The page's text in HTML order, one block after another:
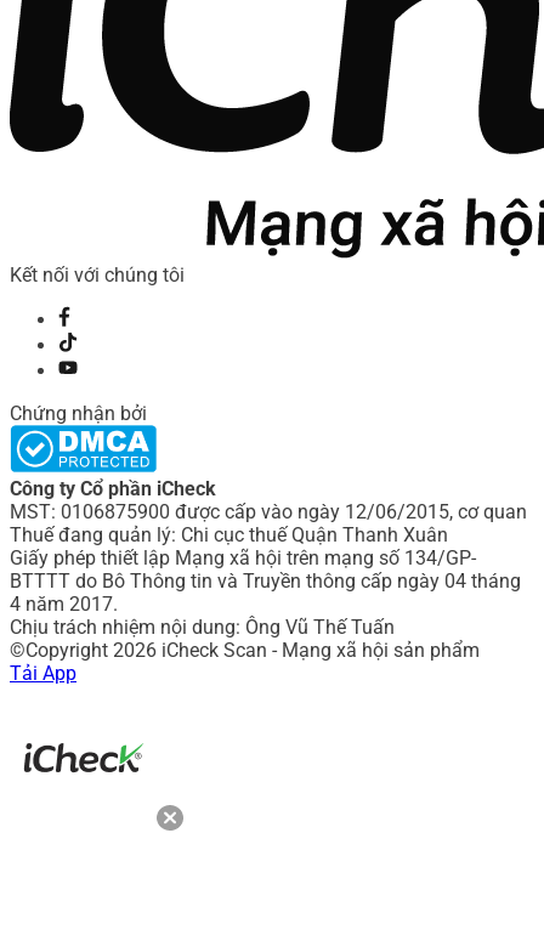
Kết nối với chúng tôi
Chứng nhận bởi
Công ty Cổ phần iCheck
MST: 0106875900 được cấp vào ngày 12/06/2015, cơ quan
Thuế đang quản lý: Chi cục thuế Quận Thanh Xuân
Giấy phép thiết lập Mạng xã hội trên mạng số 134/GP-
BTTTT do Bô Thông tin và Truyền thông cấp ngày 04 tháng
4 năm 2017.
Chịu trách nhiệm nội dung: Ông Vũ Thế Tuấn
©Copyright 2026 iCheck Scan - Mạng xã hội sản phẩm
Tải App